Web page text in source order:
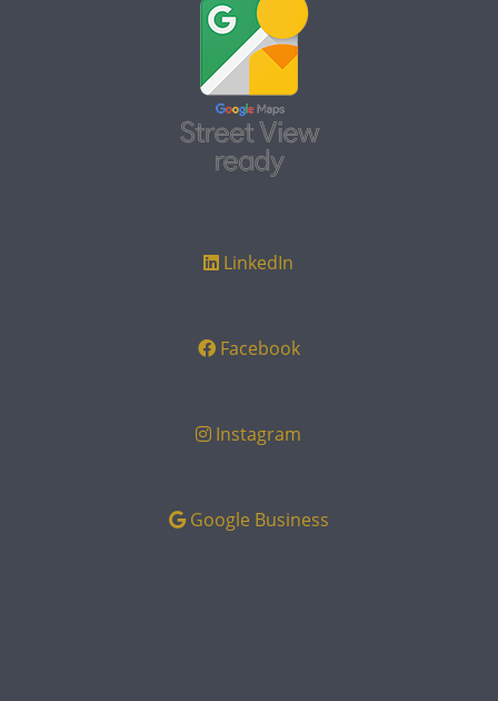
LinkedIn
Facebook
Instagram
Google Business